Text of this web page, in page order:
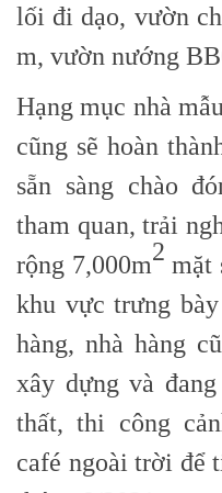
lối đi dạo, vườn
m, vườn nướng
Hạng mục nhà
cũng sẽ hoàn
sẵn sàng chào
tham quan, trải
rộng 7,000m2 mặt
khu vực trưng
hàng, nhà hàng
xây dựng và
thất, thi công
café ngoài trời để